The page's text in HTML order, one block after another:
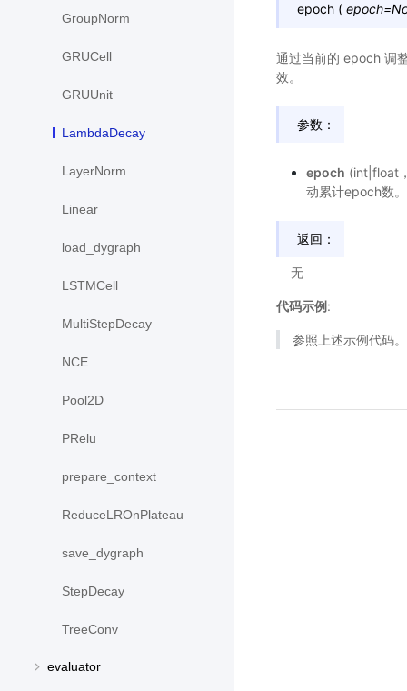
GroupNorm
GRUCell
GRUUnit
LambdaDecay
LayerNorm
Linear
load_dygraph
LSTMCell
MultiStepDecay
NCE
Pool2D
PRelu
prepare_context
ReduceLROnPlateau
save_dygraph
StepDecay
TreeConv
evaluator
epoch ( epoch=
通过当前的 epoch 调
效。
参数：
epoch (int|float
动累计epoch数。
返回：
无
代码示例:
参照上述示例代码。